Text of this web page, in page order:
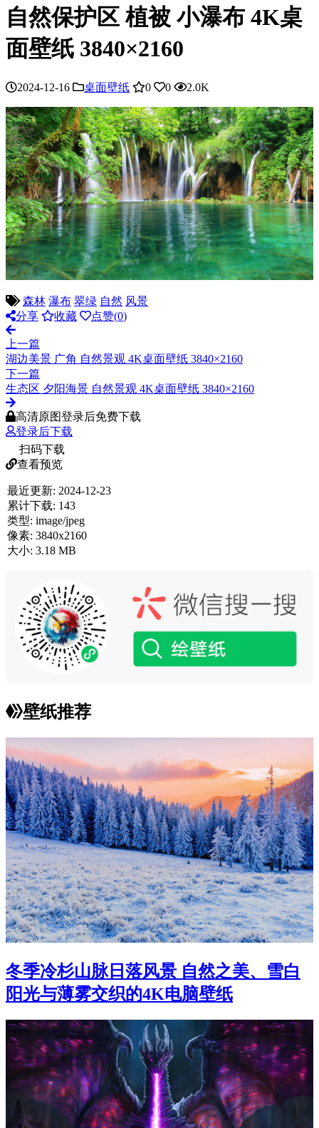
自然保护区 植被 小瀑布 4K桌
面壁纸 3840×2160
2024-12-16 桌面壁纸 0 0 2.0K
森林 瀑布 翠绿 自然 风景
分享
收藏 点赞(0)
上一篇
湖边美景 广角 自然景观 4K桌面壁纸 3840×2160
下一篇
生态区 夕阳海景 自然景观 4K桌面壁纸 3840×2160
高清原图登录后免费下载
登录后下载
扫码下载
查看预览
最近更新: 2024-12-23
累计下载: 143
类型: image/jpeg
像素: 3840x2160
大小: 3.18 MB
壁纸推荐
冬季冷杉山脉日落风景 自然之美、雪白
阳光与薄雾交织的4K电脑壁纸